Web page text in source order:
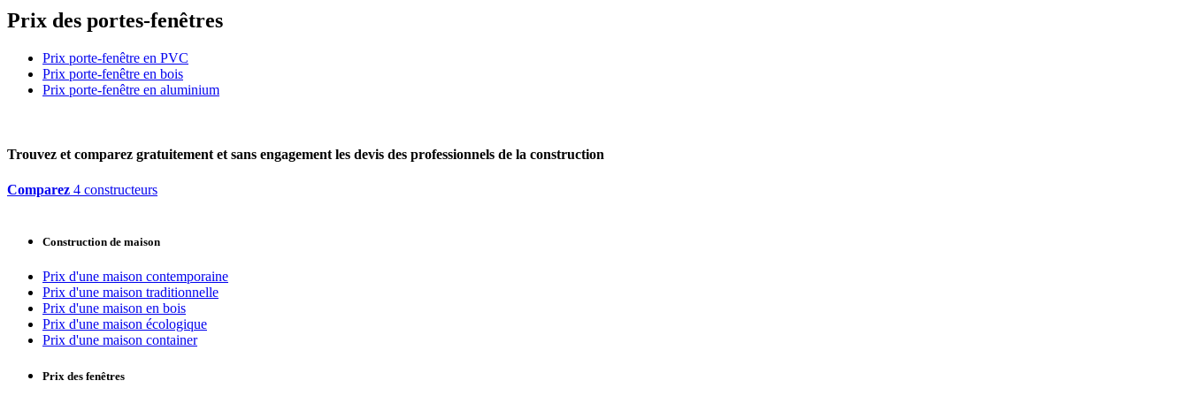
Prix des portes-fenêtres
Prix porte-fenêtre en PVC
Prix porte-fenêtre en bois
Prix porte-fenêtre en aluminium
Trouvez et comparez gratuitement et sans engagement les devis des professionnels de la construction
Comparez 4 constructeurs
Construction de maison
Prix d'une maison contemporaine
Prix d'une maison traditionnelle
Prix d'une maison en bois
Prix d'une maison écologique
Prix d'une maison container
Prix des fenêtres